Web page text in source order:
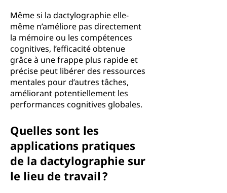
Même si la dactylographie elle-
même n’améliore pas directement
la mémoire ou les compétences
cognitives, l’efficacité obtenue
grâce à une frappe plus rapide et
précise peut libérer des ressources
mentales pour d’autres tâches,
améliorant potentiellement les
performances cognitives globales.
Quelles sont les
applications pratiques
de la dactylographie sur
le lieu de travail ?